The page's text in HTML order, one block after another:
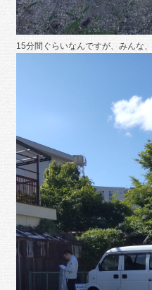
15分間ぐらいなんですが、みんな